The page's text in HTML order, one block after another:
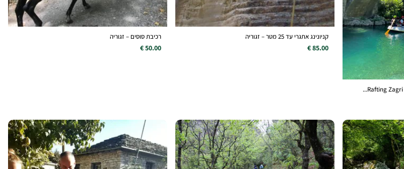
קניונינג אתגרי עד 25 מטר – זגוריה
85.00 €
רכיבת סוסים – זגוריה
50.00 €